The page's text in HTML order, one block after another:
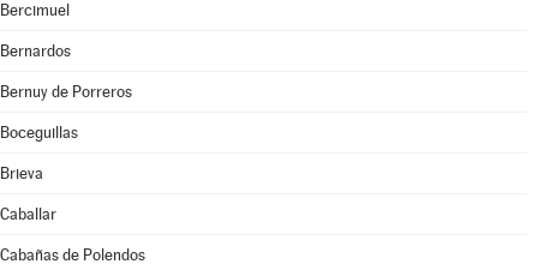
Bercimuel
Bernardos
Bernuy de Porreros
Boceguillas
Brieva
Caballar
Cabañas de Polendos